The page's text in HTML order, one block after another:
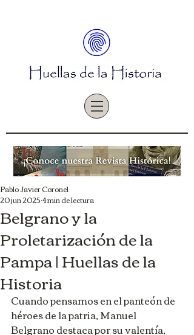
Belgrano y la
Proletarización de la
Pampa | Huellas de la
Historia
Pablo Javier Coronel
20 jun 20254 min de lectura
Cuando pensamos en el panteón de
héroes de la patria, Manuel
Belgrano destaca por su valentía,